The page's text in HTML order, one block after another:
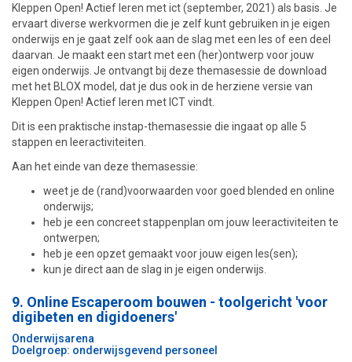
Kleppen Open! Actief leren met ict (september, 2021) als basis. Je
ervaart diverse werkvormen die je zelf kunt gebruiken in je eigen
onderwijs en je gaat zelf ook aan de slag met een les of een deel
daarvan. Je maakt een start met een (her)ontwerp voor jouw
eigen onderwijs. Je ontvangt bij deze themasessie de download
met het BLOX model, dat je dus ook in de herziene versie van
Kleppen Open! Actief leren met ICT vindt.
Dit is een praktische instap-themasessie die ingaat op alle 5
stappen en leeractiviteiten.
Aan het einde van deze themasessie:
weet je de (rand)voorwaarden voor goed blended en online
onderwijs;
heb je een concreet stappenplan om jouw leeractiviteiten te
ontwerpen;
heb je een opzet gemaakt voor jouw eigen les(sen);
kun je direct aan de slag in je eigen onderwijs.
9. Online Escaperoom bouwen - toolgericht 'voor
digibeten en digidoeners'
Onderwijsarena
Doelgroep: onderwijsgevend personeel